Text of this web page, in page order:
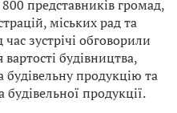
представників громад,
міських рад та
зустрічі обговорили
будівництва,
продукцію та
продукції.